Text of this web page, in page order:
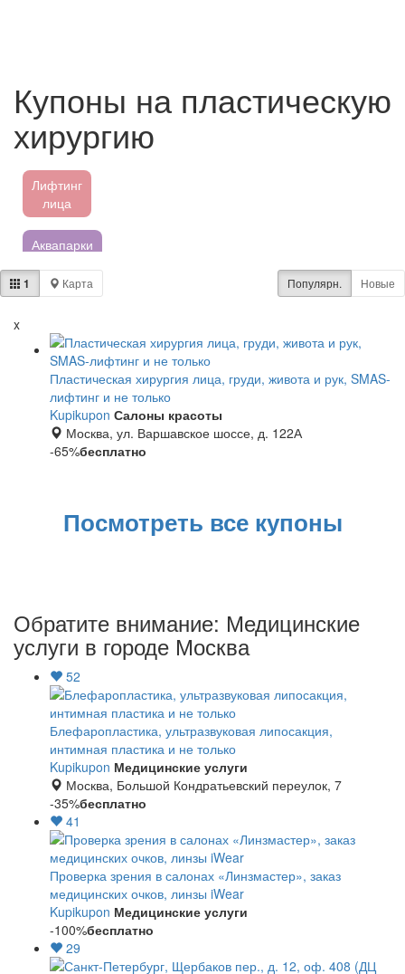
Купоны на пластическую
хирургию
Лифтинг
лица
Аквапарки
Пятёрочка
Перекресток
Лента
1 Карта Популярн. Новые
x
Пластическая хирургия лица, груди, живота и рук, SMAS-
лифтинг и не только
Kupikupon Салоны красоты
Москва, ул. Варшавское шоссе, д. 122А
-65%бесплатно
Посмотреть все купоны
Обратите внимание: Медицинские
услуги в городе Москва
52
Блефаропластика, ультразвуковая липосакция,
интимная пластика и не только
Kupikupon Медицинские услуги
Москва, Большой Кондратьевский переулок, 7
-35%бесплатно
41
Проверка зрения в салонах «Линзмастер», заказ
медицинских очков, линзы iWear
Kupikupon Медицинские услуги
-100%бесплатно
29